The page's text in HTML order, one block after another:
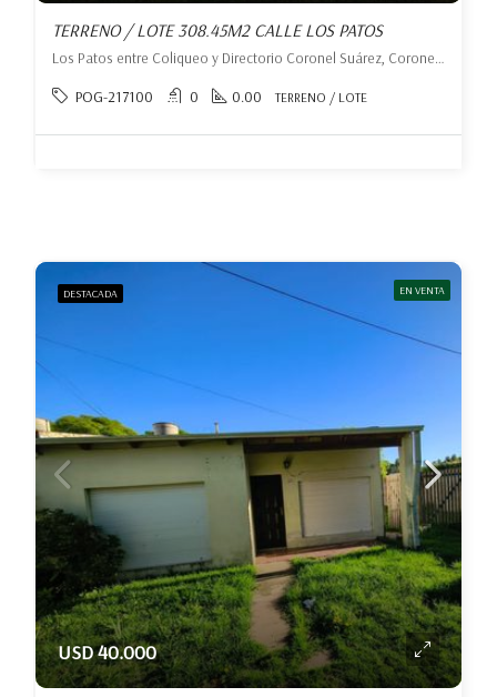
TERRENO / LOTE 308.45M2 CALLE LOS PATOS
POG-217100 0 0.00 TERRENO / LOTE
DESTACADA EN VENTA
USD 40.000